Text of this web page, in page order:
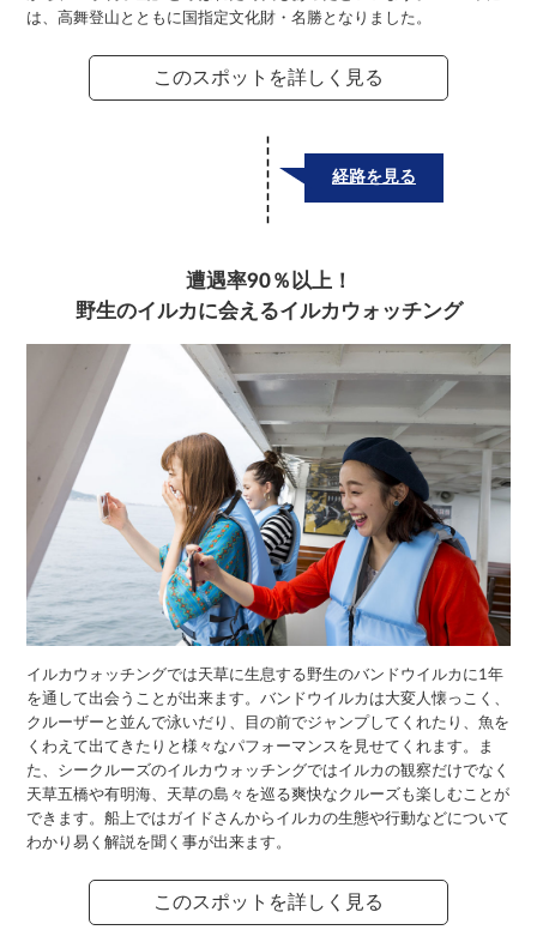
は、高舞登山とともに国指定文化財・名勝となりました。
このスポットを詳しく見る
経路を見る
遭遇率90％以上！
野生のイルカに会えるイルカウォッチング
イルカウォッチングでは天草に生息する野生のバンドウイルカに1年
を通して出会うことが出来ます。バンドウイルカは大変人懐っこく、
クルーザーと並んで泳いだり、目の前でジャンプしてくれたり、魚を
くわえて出てきたりと様々なパフォーマンスを見せてくれます。ま
た、シークルーズのイルカウォッチングではイルカの観察だけでなく
天草五橋や有明海、天草の島々を巡る爽快なクルーズも楽しむことが
できます。船上ではガイドさんからイルカの生態や行動などについて
わかり易く解説を聞く事が出来ます。
このスポットを詳しく見る